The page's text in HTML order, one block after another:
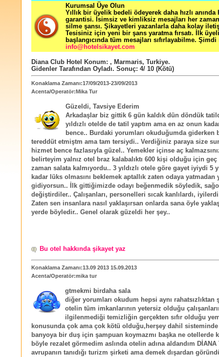
Kurumsal Üye Olun
Yıllık bir üyelik bedeli ödeyerek daha hızlı
garantisi. İsimsiz ve kimliksiz mesajları her zaman
silme şansı. Şikayetleri yazanlarla daha kolay
Tesisiniz için yeni bir şans yaratma fırsatı. İlk
başlangıcında tüm mesajları sıfırlayabilme. Şimdi
info@hotelsikayet.com
Diana Club Hotel Konum: , Marmaris, Turkiye.
Gidenler Tarafından Oyladı. Sonuç: 4/ 10 (Kötü)
Konaklama Zamanı:17/09/2013-23/09/2013
Acenta/Operatör:Mika Tur
Güzeldi, Tavsiye Ederim
Arkadaşlar biz gittik 6 gün kaldık dün döndük
yıldızlı otelde de tatil yaptım ama en az onun
bence.. Burdaki yorumları okuduğumda giderken
tereddüt etmiştm ama tam tersiydi.. Verdiğiniz paraya size
hizmet bence fazlasıyla güzel.. Yemekler içinse aç
belirteyim yalnız otel braz kalabalıktı 600 kişi olduğu için
zaman salata kalmıyordu.. 3 yıldızlı otele göre gayet iyiydi 5
kadar lüks olmasını beklemek aptallık zaten odaya yatmadan
gidiyorsun.. İlk gittiğimizde odayı beğenmedik söyledik,
değiştirdiler.. Çalışanları, personelleri sıcak kanlılardı,
Zaten sen insanlara nasıl yaklaşırsan onlarda sana öyle
yerde böyledir.. Genel olarak güzeldi her şey..
Bu otel hakkında şikayet yaz
Konaklama Zamanı:13.09 2013 15.09.2013
Acenta/Operatör:mika tur
gtmekmi birdaha sala
diğer yorumları okudum hepsi aynı rahatsızlıktan
otelin tüm imkanlarının yetersiz olduğu
ilgilenmediği temizliğin gerçekten sıfır olduğu
konusunda çok ama çok kötü olduğu,herşey dahil
banyoya bir duş için şampuan koymazmı başka ne otellerde
böyle rezalet görmedim aslında otelin adına aldandım DİANA
avrupanın tanıdığı turizm şirketi ama demek dışardan